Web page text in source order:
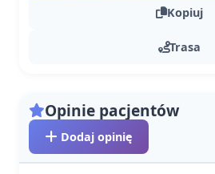
Kopiuj
Trasa
Opinie pacjentów
Dodaj opinię